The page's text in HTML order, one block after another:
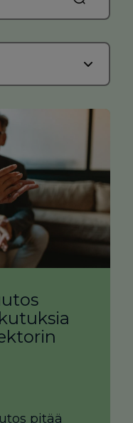
pitää